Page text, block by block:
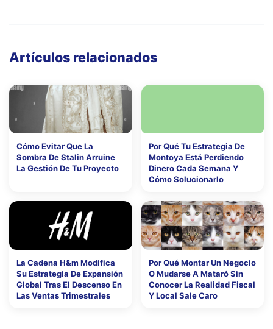
Artículos relacionados
Cómo Evitar Que La
Sombra De Stalin Arruine
La Gestión De Tu Proyecto
Por Qué Tu Estrategia De
Montoya Está Perdiendo
Dinero Cada Semana Y
Cómo Solucionarlo
La Cadena H&m Modifica
Su Estrategia De Expansión
Global Tras El Descenso En
Las Ventas Trimestrales
Por Qué Montar Un Negocio
O Mudarse A Mataró Sin
Conocer La Realidad Fiscal
Y Local Sale Caro